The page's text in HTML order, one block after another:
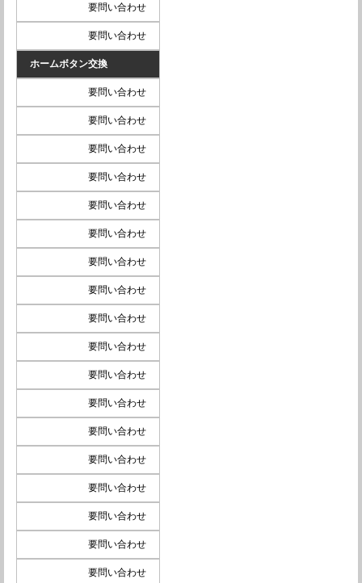
要問い合わせ
要問い合わせ
ホームボタン交換
要問い合わせ
要問い合わせ
要問い合わせ
要問い合わせ
要問い合わせ
要問い合わせ
要問い合わせ
要問い合わせ
要問い合わせ
要問い合わせ
要問い合わせ
要問い合わせ
要問い合わせ
要問い合わせ
要問い合わせ
要問い合わせ
要問い合わせ
要問い合わせ